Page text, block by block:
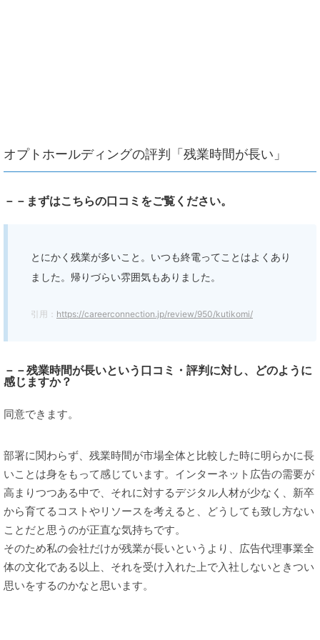
オプトホールディングの評判「残業時間が長い」
－－まずはこちらの口コミをご覧ください。
とにかく残業が多いこと。いつも終電ってことはよくあり
ました。帰りづらい雰囲気もありました。
引用： https://careerconnection.jp/review/950/kutikomi/
－－残業時間が長いという口コミ・評判に対し、どのように
感じますか？
同意できます。
部署に関わらず、残業時間が市場全体と比較した時に明らかに長
いことは身をもって感じています。インターネット広告の需要が
高まりつつある中で、それに対するデジタル人材が少なく、新卒
から育てるコストやリソースを考えると、どうしても致し方ない
ことだと思うのが正直な気持ちです。
そのため私の会社だけが残業が長いというより、広告代理事業全
体の文化である以上、それを受け入れた上で入社しないときつい
思いをするのかなと思います。